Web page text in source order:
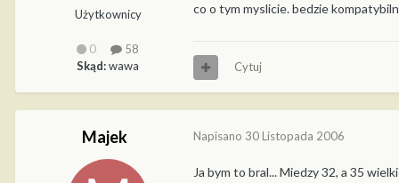
Użytkownicy
0
58
Skąd:wawa
co o tym myslicie. bedzie
Cytuj
Majek Napisano 30 Listopada 2006
Ja bym to bral... Miedzy 32, a 35